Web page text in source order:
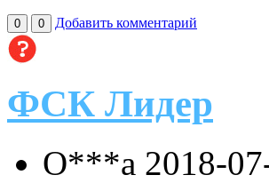
0 0 Добавить комментарий
ФСК Лидер
О***а 2018-